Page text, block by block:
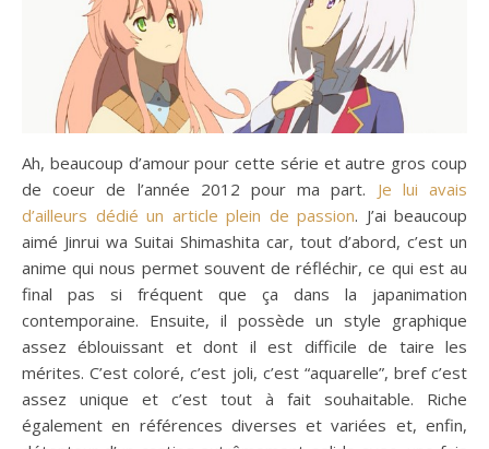
Ah, beaucoup d’amour pour cette série et autre gros coup
de coeur de l’année 2012 pour ma part. Je lui avais
d’ailleurs dédié un article plein de passion. J’ai beaucoup
aimé Jinrui wa Suitai Shimashita car, tout d’abord, c’est un
anime qui nous permet souvent de réfléchir, ce qui est au
final pas si fréquent que ça dans la japanimation
contemporaine. Ensuite, il possède un style graphique
assez éblouissant et dont il est difficile de taire les
mérites. C’est coloré, c’est joli, c’est “aquarelle”, bref c’est
assez unique et c’est tout à fait souhaitable. Riche
également en références diverses et variées et, enfin,